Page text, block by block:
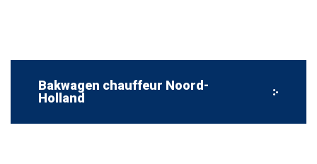
Bakwagen chauffeur Noord-
Holland